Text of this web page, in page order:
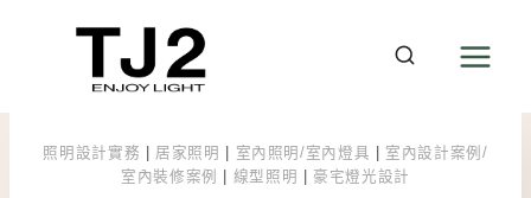
照明設計實務 居家照明 室內照明/室內燈具
室內設計案例/
室內裝修案例
線型照明 豪宅燈光設計